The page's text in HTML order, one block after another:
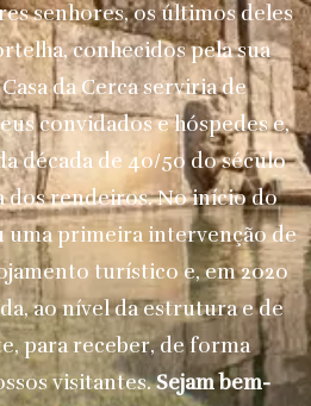
senhores, os últimos deles
conhecidos pela sua
da Cerca serviria de
convidados e hóspedes e,
década de 40/50 do século
dos rendeiros. No início do
uma primeira intervenção de
turístico e, em 2020
ao nível da estrutura e de
para receber, de forma
visitantes.Sejam bem-